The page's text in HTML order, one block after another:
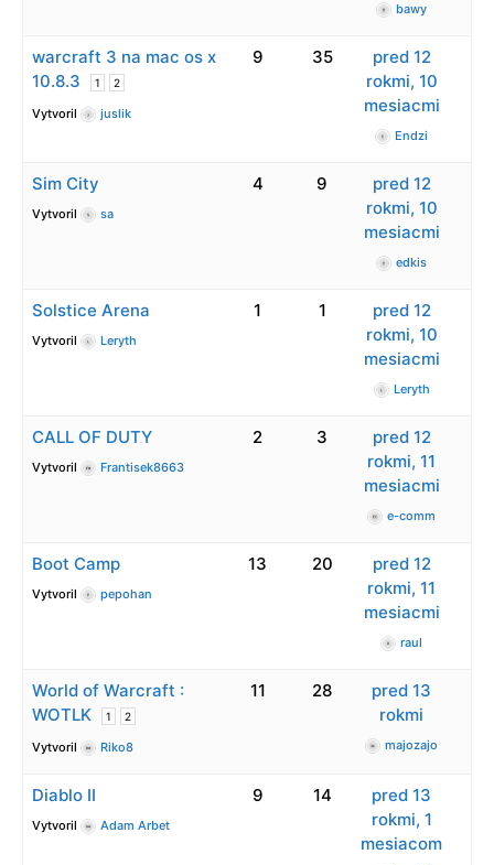
bawy
warcraft 3 na mac os x
10.8.3
1 2
Vytvoril juslik
9 35
pred 12
rokmi, 10
mesiacmi
Endzi
Sim City
Vytvoril sa
4 9
pred 12
rokmi, 10
mesiacmi
edkis
Solstice Arena
Vytvoril Leryth
1 1
pred 12
rokmi, 10
mesiacmi
Leryth
CALL OF DUTY
Vytvoril Frantisek8663
2 3
pred 12
rokmi, 11
mesiacmi
e-comm
Boot Camp
Vytvoril pepohan
13 20
pred 12
rokmi, 11
mesiacmi
raul
World of Warcraft :
WOTLK
1 2
Vytvoril Riko8
11 28
pred 13
rokmi
majozajo
Diablo II
Vytvoril Adam Arbet
9 14
pred 13
rokmi, 1
mesiacom